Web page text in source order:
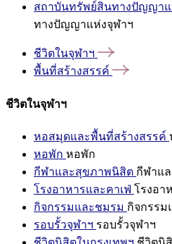
สถาบันทรัพย์สินทางปัญญาแ
ทางปัญญาแห่งจุฬาฯ
ชีวิตในจุฬาฯ
พื้นที่สร้างสรรค์
ชีวิตในจุฬาฯ
หอสมุดและพื้นที่สร้างสรรค์
หอพัก หอพัก
กีฬาและสุขภาพนิสิต กีฬาแ
โรงอาหารและคาเฟ่ โรงอา
กิจกรรมและชมรม กิจกรรม
รอบรั้วจุฬาฯ รอบรั้วจุฬาฯ